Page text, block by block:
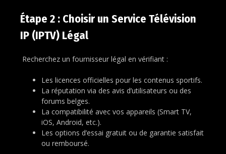
Étape 2 : Choisir un Service Télévision
IP (IPTV) Légal
Recherchez un fournisseur légal en vérifiant :
Les licences officielles pour les contenus sportifs.
La réputation via des avis d’utilisateurs ou des
forums belges.
La compatibilité avec vos appareils (Smart TV,
iOS, Android, etc.).
Les options d’essai gratuit ou de garantie satisfait
ou remboursé.